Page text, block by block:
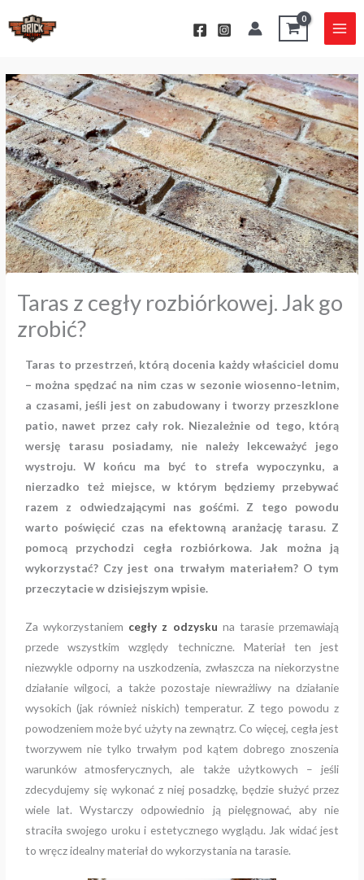
do
Taras z cegły rozbiórkowej. Jak go
zrobić?
Taras to przestrzeń, którą docenia każdy właściciel domu
– można spędzać na nim czas w sezonie wiosenno-letnim,
a czasami, jeśli jest on zabudowany i tworzy przeszklone
patio, nawet przez cały rok. Niezależnie od tego, którą
wersję tarasu posiadamy, nie należy lekceważyć jego
wystroju. W końcu ma być to strefa wypoczynku, a
nierzadko też miejsce, w którym będziemy przebywać
razem z odwiedzającymi nas gośćmi. Z tego powodu
warto poświęcić czas na efektowną aranżację tarasu. Z
pomocą przychodzi cegła rozbiórkowa. Jak można ją
wykorzystać? Czy jest ona trwałym materiałem? O tym
przeczytacie w dzisiejszym wpisie.
Za wykorzystaniem cegły z odzysku na tarasie przemawiają
przede wszystkim względy techniczne. Materiał ten jest
niezwykle odporny na uszkodzenia, zwłaszcza na niekorzystne
działanie wilgoci, a także pozostaje niewrażliwy na działanie
wysokich (jak również niskich) temperatur. Z tego powodu z
powodzeniem może być użyty na zewnątrz. Co więcej, cegła jest
tworzywem nie tylko trwałym pod kątem dobrego znoszenia
warunków atmosferycznych, ale także użytkowych – jeśli
zdecydujemy się wykonać z niej posadzkę, będzie służyć przez
wiele lat. Wystarczy odpowiednio ją pielęgnować, aby nie
straciła swojego uroku i estetycznego wyglądu. Jak widać jest
to wręcz idealny materiał do wykorzystania na tarasie.